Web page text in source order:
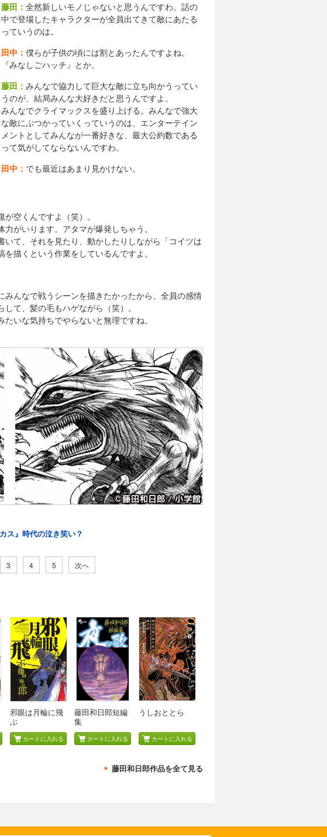
藤田： 全然新しいモノじゃないと思うんですわ。話の
中で登場したキャラクターが全員出てきて敵にあたる
っていうのは。
田中： 僕らが子供の頃には割とあったんですよね。
『みなしごハッチ』とか。
藤田： みんなで協力して巨大な敵に立ち向かうってい
うのが、結局みんな大好きだと思うんですよ。
みんなでクライマックスを盛り上げる。みんなで強大
な敵にぶつかっていくっていうのは、エンターテイン
メントとしてみんなが一番好きな、最大公約数である
って気がしてならないんですわ。
田中： でも最近はあまり見かけない。
空くんですよ（笑）。
がいります。アタマが爆発しちゃう。
て、それを見たり、動かしたりしながら「コイツは
描くという作業をしているんですよ。
みんなで戦うシーンを描きたかったから、全員の感情
て、髪の毛もハゲながら（笑）。
いな気持ちでやらないと無理ですね。
ス』時代の泣き笑い？
3 4 5 次へ
邪眼は月輪に飛
ぶ
カートに入れる
藤田和日郎短編
集
カートに入れる
うしおととら
カートに入れる
藤田和日郎作品を全て見る